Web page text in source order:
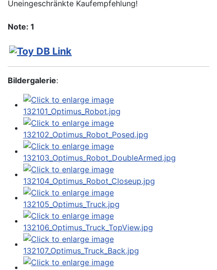
Uneingeschränkte Kaufempfehlung!
Note: 1
Bildergalerie: